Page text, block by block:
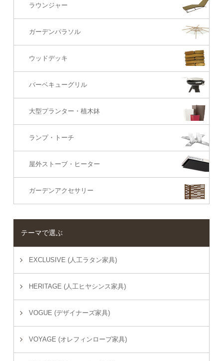
カウンター・バーテーブル
3Sソファ
オットマン・スツール
ラウンジャー
ガーデンパラソル
ウッドデッキ
バーベキューグリル
大型プランター・植木鉢
ランプ・トーチ
屋外ストーブ・ヒーター
ガーデンアクセサリー
テーマで選ぶ
EXCLUSIVE (人工ラタン家具)
HERITAGE (人工ヒヤシンス家具)
VOGUE (デザイナーズ家具)
VOYAGE (オレフィンロープ家具)